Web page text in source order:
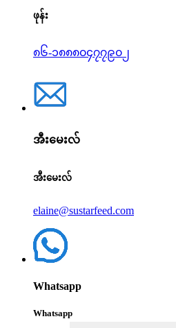
ဖုန်း
၈၆-၁၈၈၈၀၄၇၇၉၀၂
အီးမေးလ်
အီးမေးလ်
elaine@sustarfeed.com
Whatsapp
Whatsapp